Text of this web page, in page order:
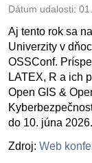
Dátum udalosti:
Aj tento rok sa
Univerzity v
OSSConf.
LATEX, R a ich
Open GIS &
do 10. júna
Zdroj: Web